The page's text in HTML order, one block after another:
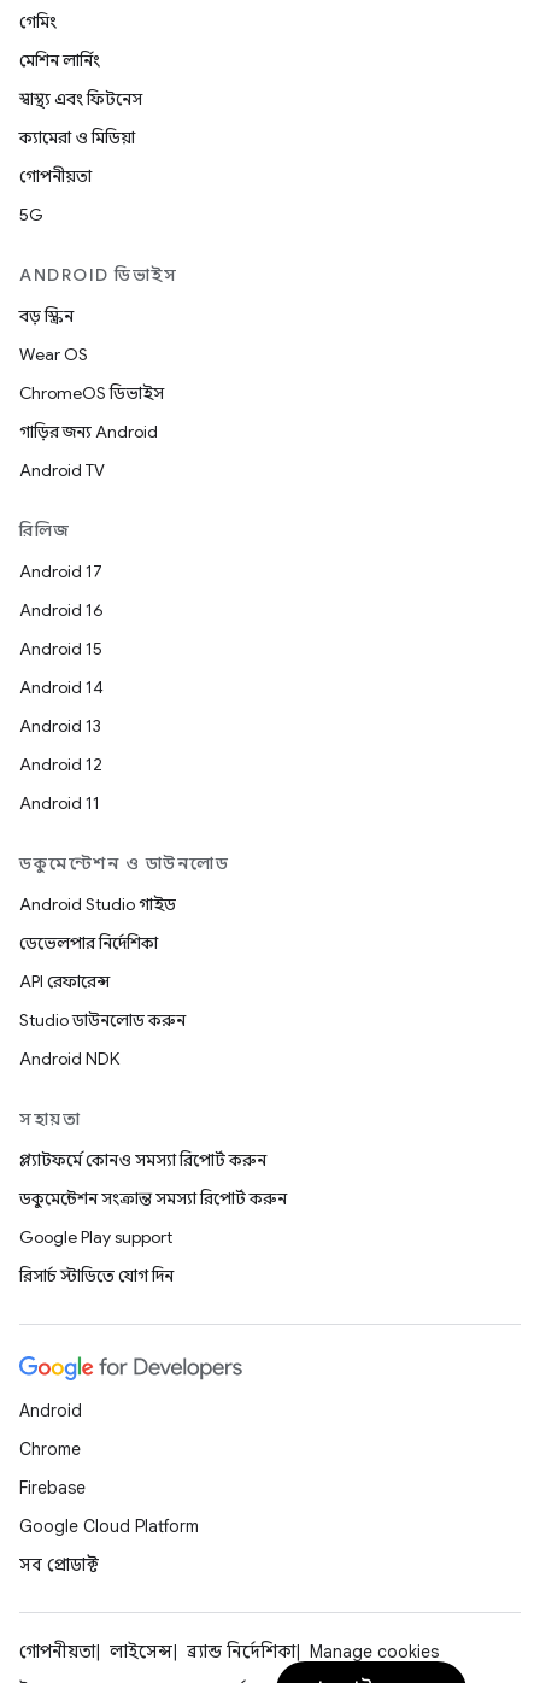
গেমিং
মেশিন লার্নিং
স্বাস্থ্য এবং ফিটনেস
ক্যামেরা ও মিডিয়া
গোপনীয়তা
5G
ANDROID ডিভাইস
বড় স্ক্রিন
Wear OS
ChromeOS ডিভাইস
গাড়ির জন্য Android
Android TV
রিলিজ
Android 17
Android 16
Android 15
Android 14
Android 13
Android 12
Android 11
ডকুমেন্টেশন ও ডাউনলোড
Android Studio গাইড
ডেভেলপার নির্দেশিকা
API রেফারেন্স
Studio ডাউনলোড করুন
Android NDK
সহায়তা
প্ল্যাটফর্মে কোনও সমস্যা রিপোর্ট করুন
ডকুমেন্টেশন সংক্রান্ত সমস্যা রিপোর্ট করুন
Google Play support
রিসার্চ স্টাডিতে যোগ দিন
Android
Chrome
Firebase
Google Cloud Platform
সব প্রোডাক্ট
গোপনীয়তা লাইসেন্স ব্র্যান্ড নির্দেশিকা
Manage cookies